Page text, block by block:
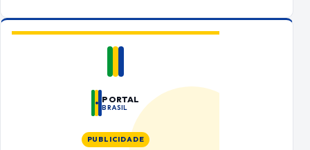
PORTAL
BRASIL
PUBLICIDADE